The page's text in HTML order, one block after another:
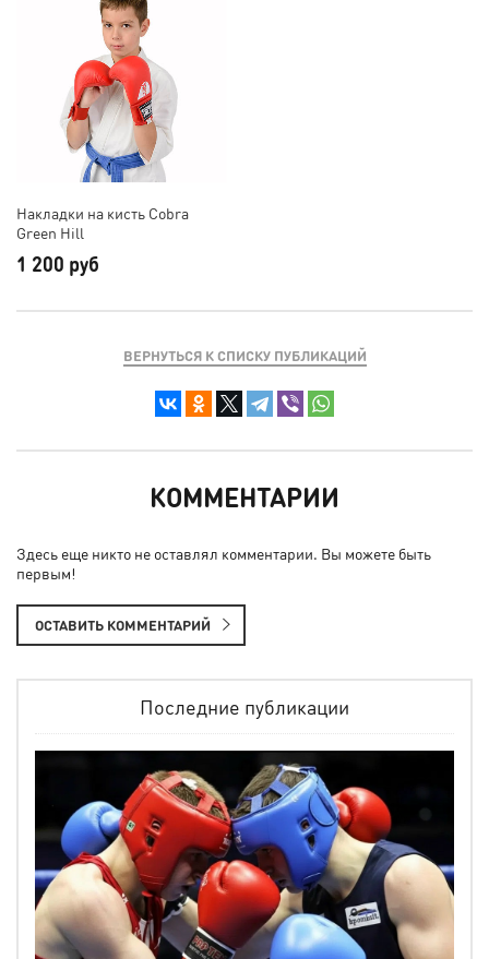
Накладки на кисть Cobra
Green Hill
1 200 руб
ВЕРНУТЬСЯ К СПИСКУ ПУБЛИКАЦИЙ
КОММЕНТАРИИ
Здесь еще никто не оставлял комментарии. Вы можете быть
первым!
ОСТАВИТЬ КОММЕНТАРИЙ
Последние публикации